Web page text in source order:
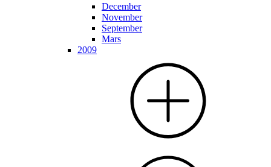
December
November
September
Mars
2009